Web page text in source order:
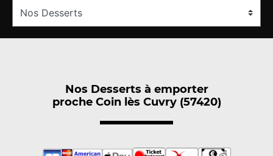
Nos Desserts à emporter
proche Coin lès Cuvry (57420)